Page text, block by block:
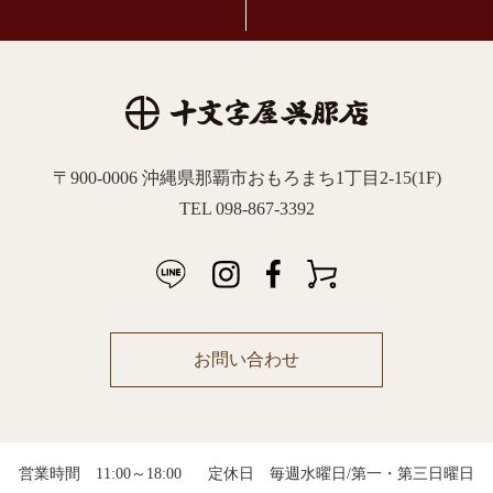
〒900-0006 沖縄県那覇市おもろまち1丁目2-15(1F)
TEL 098-867-3392
お問い合わせ
営業時間 11:00～18:00 定休日 毎週水曜日/第一・第三日曜日